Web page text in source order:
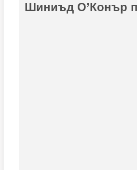
Шиниъд О’Конър